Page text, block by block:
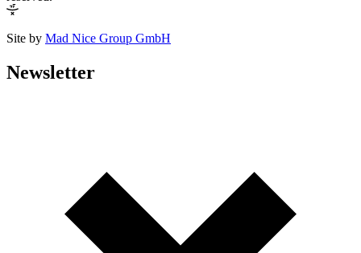
Site by Mad Nice Group GmbH
Newsletter